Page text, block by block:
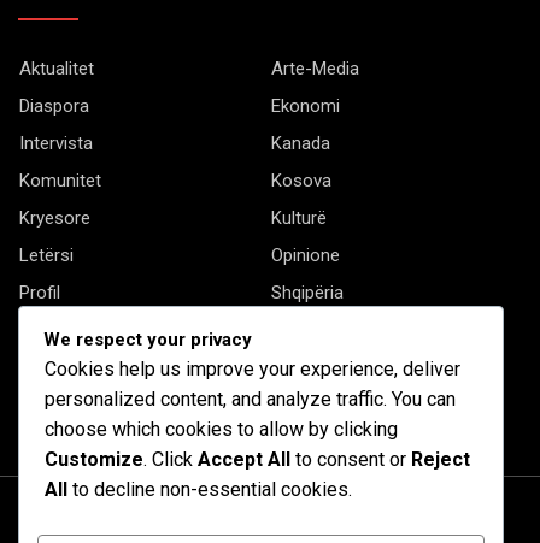
Aktualitet
Arte-Media
Diaspora
Ekonomi
Intervista
Kanada
Komunitet
Kosova
Kryesore
Kulturë
Letërsi
Opinione
Profil
Shqipëria
Shqiptarët në biznes
Të tjera
We respect your privacy
Cookies help us improve your experience, deliver
personalized content, and analyze traffic. You can
choose which cookies to allow by clicking
Customize. Click Accept All to consent or Reject
All to decline non-essential cookies.